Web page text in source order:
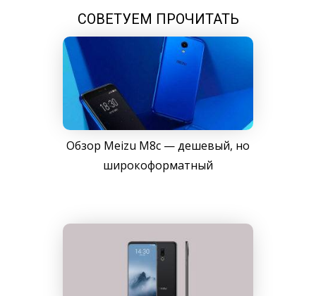
СОВЕТУЕМ ПРОЧИТАТЬ
Обзор Meizu M8c — дешевый, но
широкоформатный